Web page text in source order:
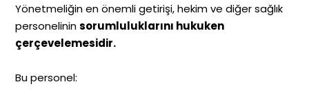
Yönetmeliğin en önemli getirişi, hekim ve diğer sağlık
personelininsorumluluklarını hukuken
çerçevelemesidir.
Bu personel: